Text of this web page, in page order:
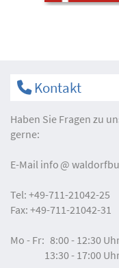
Kontakt
Haben Sie Fragen zu
gerne:
E-Mail info
Tel: +49-711-21042-25
Fax: +49-711-21042-31
Mo - Fr: 8:00 - 12:30
13:30 - 17:00